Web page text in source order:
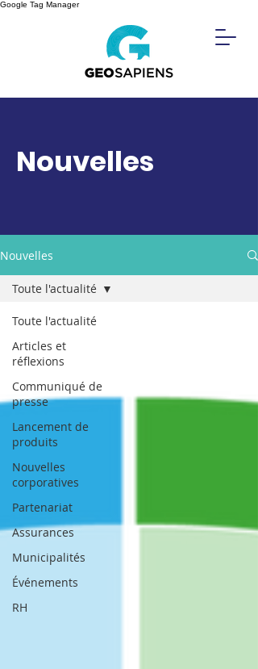
Google Tag Manager
Nouvelles
Nouvelles
Toute l'actualité
Articles et
réflexions
Communiqué de
presse
Lancement de
produits
Nouvelles
corporatives
Partenariat
Assurances
Municipalités
Événements
RH
Toute l'actualité